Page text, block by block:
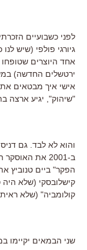
לפני כשבועיים
גיורגי פולפי (שיש
אחד היוצרים שטופחו
ירטשלים החדשה)
אישי איך מבטאים
"שיהוק", יגיע ארצה
והוא לא לבד. גם
ב-2001 את
הפקר" ביים טנוביץ
קישלובסקי (שלא
קולומביה" (שלא
שני הבמאים יקיימו